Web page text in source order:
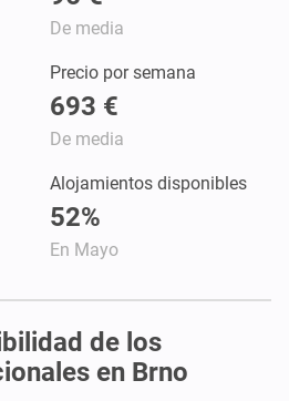
De media
Precio por semana
693 €
De media
Alojamientos disponibles
52%
En Mayo
de los
en Brno